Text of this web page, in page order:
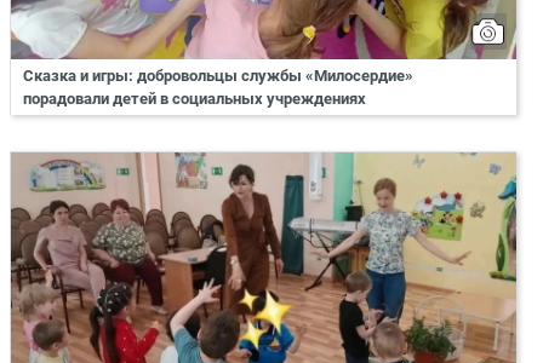
Сказка и игры: добровольцы службы «Милосердие»
порадовали детей в социальных учреждениях